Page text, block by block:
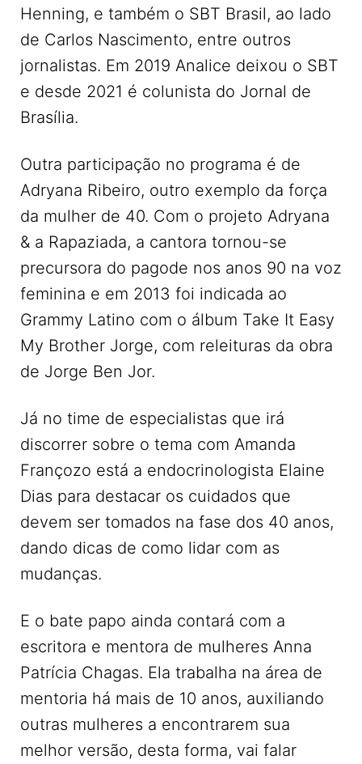
Henning, e também o SBT Brasil, ao lado
de Carlos Nascimento, entre outros
jornalistas. Em 2019 Analice deixou o SBT
e desde 2021 é colunista do Jornal de
Brasília.
Outra participação no programa é de
Adryana Ribeiro, outro exemplo da força
da mulher de 40. Com o projeto Adryana
& a Rapaziada, a cantora tornou-se
precursora do pagode nos anos 90 na voz
feminina e em 2013 foi indicada ao
Grammy Latino com o álbum Take It Easy
My Brother Jorge, com releituras da obra
de Jorge Ben Jor.
Já no time de especialistas que irá
discorrer sobre o tema com Amanda
Françozo está a endocrinologista Elaine
Dias para destacar os cuidados que
devem ser tomados na fase dos 40 anos,
dando dicas de como lidar com as
mudanças.
E o bate papo ainda contará com a
escritora e mentora de mulheres Anna
Patrícia Chagas. Ela trabalha na área de
mentoria há mais de 10 anos, auxiliando
outras mulheres a encontrarem sua
melhor versão, desta forma, vai falar